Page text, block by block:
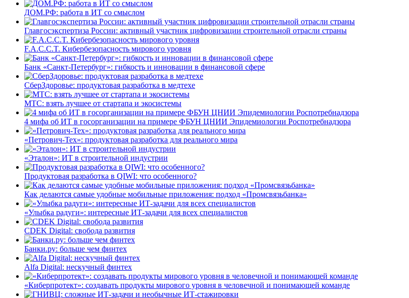
ДОМ.РФ: работа в ИТ со смыслом
Главгосэкспертиза России: активный участник цифровизации строительной отрасли страны
F.A.C.C.T. Кибербезопасность мирового уровня
Банк «Санкт-Петербург»: гибкость и инновации в финансовой сфере
СберЗдоровье: продуктовая разработка в медтехе
МТС: взять лучшее от стартапа и экосистемы
4 мифа об ИТ в госорганизации на примере ФБУН ЦНИИ Эпидемиологии Роспотребнадзора
«Петрович-Тех»: продуктовая разработка для реального мира
«Эталон»: ИТ в строительной индустрии
Продуктовая разработка в QIWI: что особенного?
Как делаются самые удобные мобильные приложения: подход «Промсвязьбанка»
«Улыбка радуги»: интересные ИТ-задачи для всех специалистов
CDEK Digital: свобода развития
Банки.ру: больше чем финтех
Alfa Digital: нескучный финтех
«Киберпротект»: создавать продукты мирового уровня в человечной и понимающей команде